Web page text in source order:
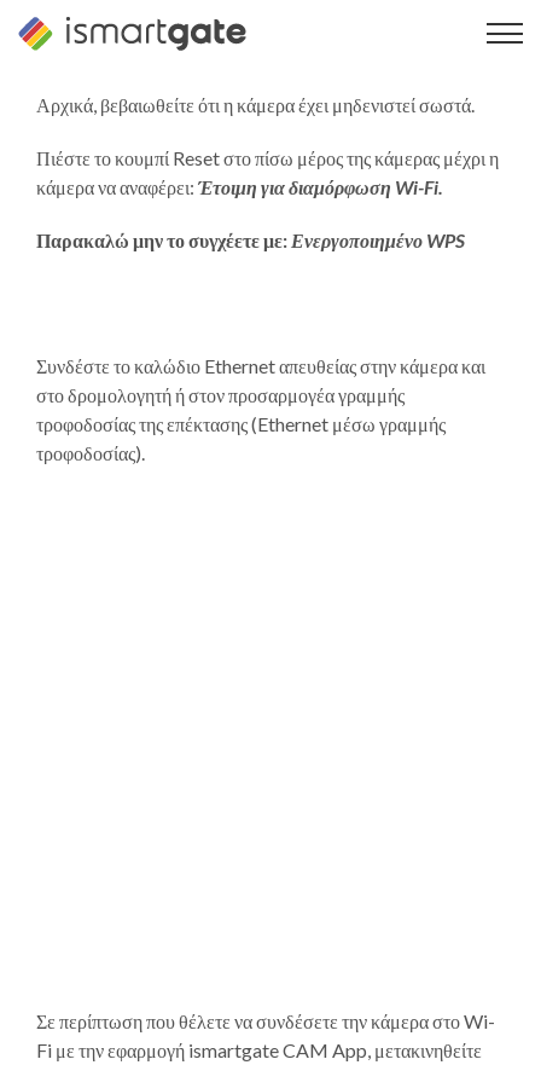
Μετάβαση
στο
Αρχικά, βεβαιωθείτε ότι η κάμερα έχει μηδενιστεί σωστά.
Πιέστε το κουμπί Reset στο πίσω μέρος της κάμερας μέχρι η
κάμερα να αναφέρει: Έτοιμη για διαμόρφωση Wi-Fi.
Παρακαλώ μην το συγχέετε με: Ενεργοποιημένο WPS
Συνδέστε το καλώδιο Ethernet απευθείας στην κάμερα και
στο δρομολογητή ή στον προσαρμογέα γραμμής
τροφοδοσίας της επέκτασης (Ethernet μέσω γραμμής
τροφοδοσίας).
Σε περίπτωση που θέλετε να συνδέσετε την κάμερα στο Wi-
Fi με την εφαρμογή ismartgate CAM App, μετακινηθείτε